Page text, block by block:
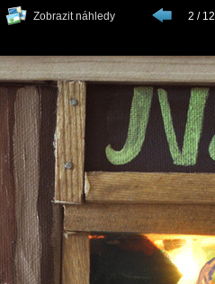
Zobrazit náhledy 2 / 12